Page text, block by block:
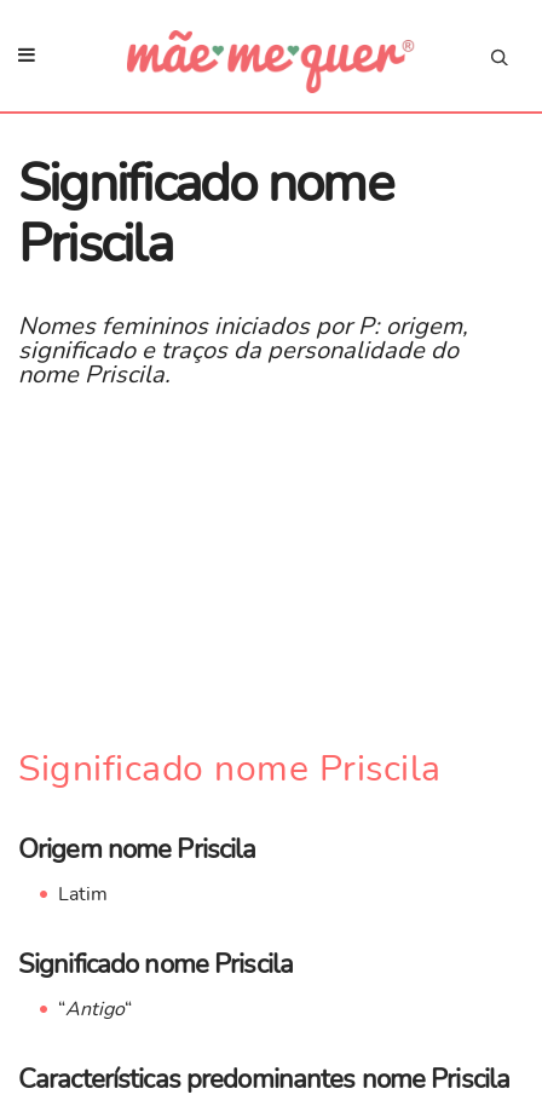
Significado nome
Priscila
Nomes femininos iniciados por P: origem,
significado e traços da personalidade do
nome Priscila.
Significado nome Priscila
Origem nome Priscila
Latim
Significado nome Priscila
“Antigo“
Características predominantes nome Priscila